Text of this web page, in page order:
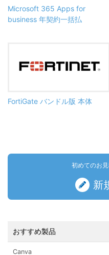
Microsoft 365 Apps for
business 年契約一括払
FortiGate バンドル版 本体
初めてのお
新
おすすめ製品
Canva